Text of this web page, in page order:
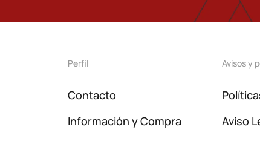
Perfil
Contacto
Información y Compra
Avisos y
Aviso